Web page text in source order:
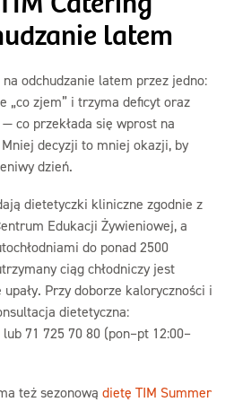
latem
odchudzanie latem przez jedno:
„co zjem” i trzyma deficyt oraz
co przekłada się wprost na
decyzji to mniej okazji, by
dzień.
dietetyczki kliniczne zgodnie z
Edukacji Żywieniowej, a
do ponad 2500
ciąg chłodniczy jest
Przy doborze kaloryczności i
dietetyczna:
lub 71 725 70 80 (pon–pt 12:00–
też sezonową dietę TIM Summer